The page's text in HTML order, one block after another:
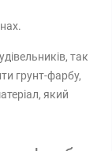
так
грунт-фарбу,
який